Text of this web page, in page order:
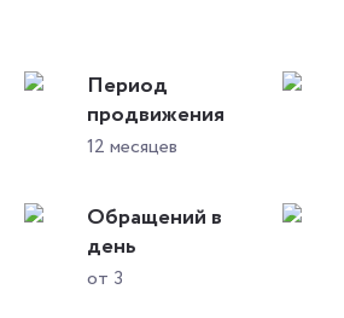
Период
продвижения
12 месяцев
Обращений в
день
от 3